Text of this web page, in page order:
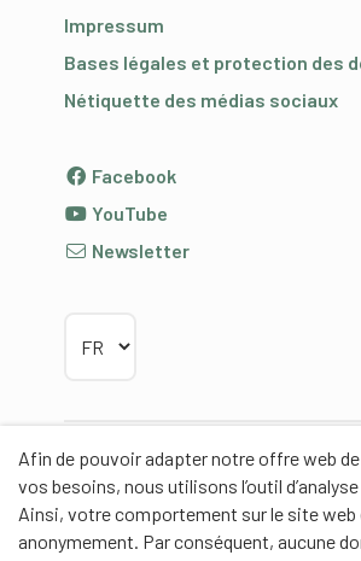
Afin de pouvoir adapter notre offre web
vos besoins, nous utilisons l’outil
Ainsi, votre comportement sur le site
anonymement. Par conséquent, aucune
Impressum
Bases légales et protection des
Nétiquette des médias sociaux
Facebook
YouTube
Newsletter
Partenaires